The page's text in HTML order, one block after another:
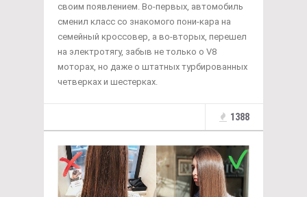
своим появлением. Во-первых, автомобиль
сменил класс со знакомого пони-кара на
семейный кроссовер, а во-вторых, перешел
на электротягу, забыв не только о V8
моторах, но даже о штатных турбированных
четверках и шестерках.
1388